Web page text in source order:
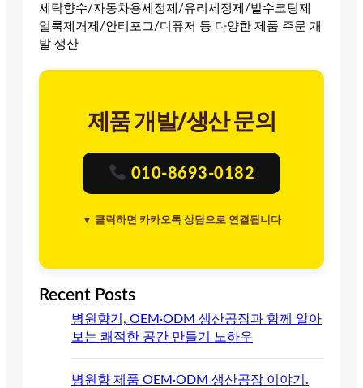
세탁향수/자동차용세정제/유리세정제/발수코팅제
얼룩제거제/안티포그/디퓨저 등 다양한 제품 주문 개
발 생산
제품 개발/생산 문의
010-8693-0182
▼ 클릭하면 카카오톡 상담으로 연결됩니다
Recent Posts
병원향기, OEM·ODM 생산공장과 함께 알아
보는 쾌적한 공간 만들기 노하우
병원향 제품 OEM·ODM 생산공장 이야기.